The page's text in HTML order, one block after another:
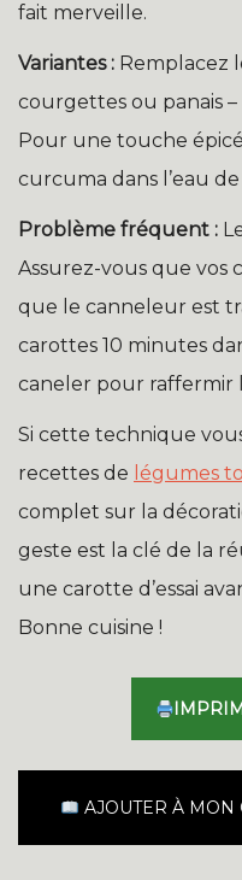
fait merveille.
Variantes : Remplacez
courgettes ou panais
Pour une touche
curcuma dans l’eau de
Problème fréquent :
Assurez-vous que vos
que le canneleur est
carottes 10 minutes
caneler pour raffermir
Si cette technique
recettes de légumes
complet sur la
geste est la clé de la
une carotte d’essai
Bonne cuisine !
AJOUTER À MON